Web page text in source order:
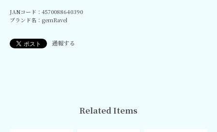
JANコード：4570088640390
ブランド名：gemRavel
通報する
Related Items